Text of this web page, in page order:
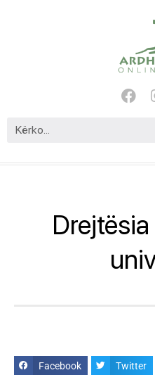
Facebook Twitter